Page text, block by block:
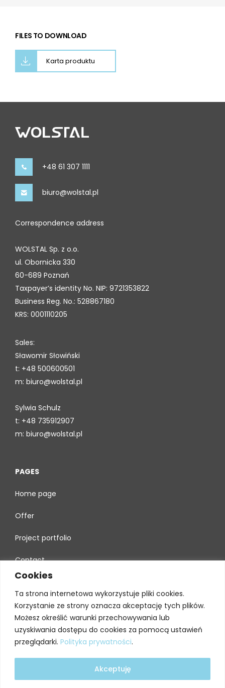
Cookies
Ta strona internetowa wykorzystuje pliki cookies.
Korzystanie ze strony oznacza akceptację tych plików.
Możesz określić warunki przechowywania lub
uzyskiwania dostępu do cookies za pomocą ustawień
przeglądarki. Polityka prywatności.
Akceptuję
FILES TO DOWNLOAD
Karta produktu
Correspondence address
WOLSTAL Sp. z o.o.
ul. Obornicka 330
60-689 Poznań
Taxpayer’s identity No. NIP: 9721353822
Business Reg. No.: 528867180
KRS: 0001110205
+48 61 307 1111
biuro@wolstal.pl
Sales:
Sławomir Słowiński
t: +48 500600501
m: biuro@wolstal.pl
Sylwia Schulz
t: +48 735912907
m: biuro@wolstal.pl
PAGES
Home page
Offer
Project portfolio
Contact
B2B PLATFORM
Copyright 2026 WOLSTAL -Carport fotowoltaiczny
Design and implementation:BERBER Agencja Interaktywna